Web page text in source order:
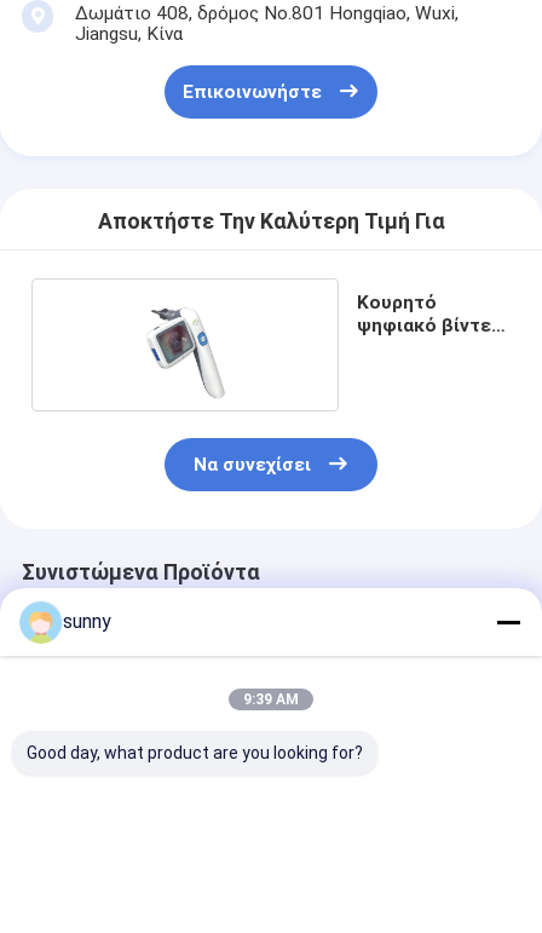
Δωμάτιο 408, δρόμος No.801 Hongqiao, Wuxi,
Jiangsu, Κίνα
Επικοινωνήστε
Αποκτήστε Την Καλύτερη Τιμή Για
Κουρητό
ψηφιακό βίντεο
Να συνεχίσει
Συνιστώμενα Προϊόντα
sunny
9:39 AM
Good day, what product are you looking for?